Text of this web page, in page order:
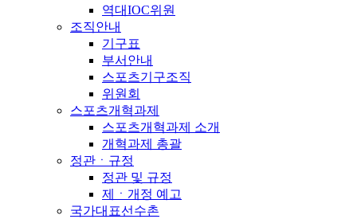
역대IOC위원
조직안내
기구표
부서안내
스포츠기구조직
위원회
스포츠개혁과제
스포츠개혁과제 소개
개혁과제 총괄
정관ㆍ규정
정관 및 규정
제ㆍ개정 예고
국가대표선수촌